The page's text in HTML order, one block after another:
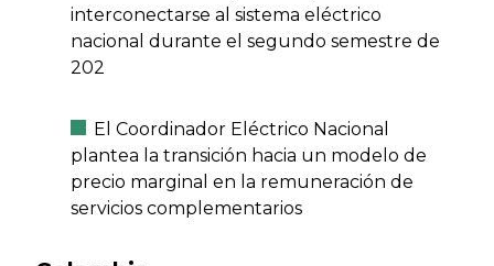
interconectarse al sistema eléctrico
nacional durante el segundo semestre de
202
El Coordinador Eléctrico Nacional
plantea la transición hacia un modelo de
precio marginal en la remuneración de
servicios complementarios